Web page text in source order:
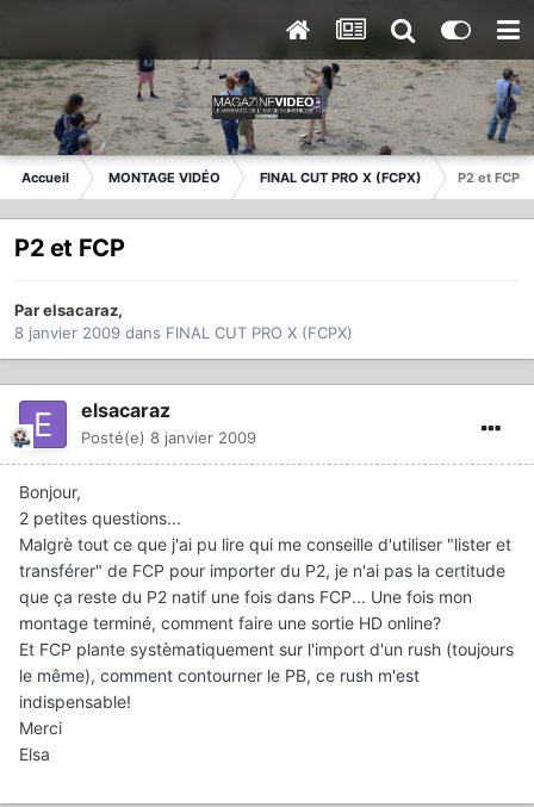
Accueil MONTAGE VIDÉO FINAL CUT PRO X (FCPX) P2 et FCP
P2 et FCP
Parelsacaraz,
8 janvier 2009 dans FINAL CUT PRO X (FCPX)
elsacaraz
Posté(e) 8 janvier 2009
Bonjour,
2 petites questions...
Malgrè tout ce que j'ai pu lire qui me conseille d'utiliser "lister et
transférer" de FCP pour importer du P2, je n'ai pas la certitude
que ça reste du P2 natif une fois dans FCP... Une fois mon
montage terminé, comment faire une sortie HD online?
Et FCP plante systèmatiquement sur l'import d'un rush (toujours
le même), comment contourner le PB, ce rush m'est
indispensable!
Merci
Elsa